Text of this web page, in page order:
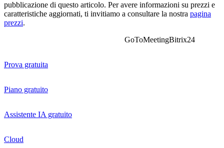
pubblicazione di questo articolo. Per avere informazioni su prezzi e
caratteristiche aggiornati, ti invitiamo a consultare la nostra pagina
prezzi.
GoToMeetingBitrix24
Prova gratuita
Piano gratuito
Assistente IA gratuito
Cloud